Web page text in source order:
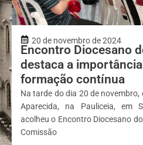
20 de novembro de 2024
Encontro Diocesano
destaca a
formação contínua
Na tarde do dia 20 de
Aparecida, na Pauliceia, em
acolheu o Encontro Diocesano
Comissão